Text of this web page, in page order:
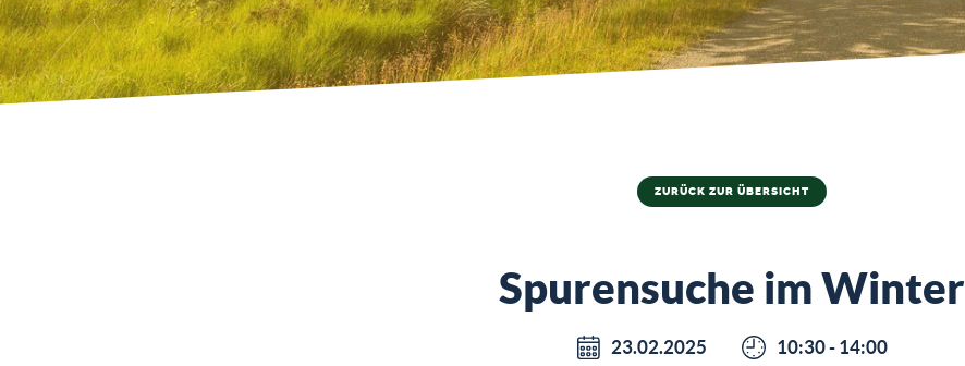
ZURÜCK ZUR ÜBERSICHT
Spurensuche im Winter
23.02.2025 10:30 - 14:00